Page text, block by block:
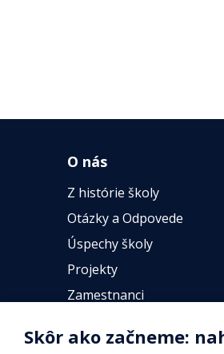
O nás
Z histórie školy
Otázky a Odpovede
Úspechy školy
Projekty
Zamestnanci
Identifikačné údaje školy
Skôr ako začneme: